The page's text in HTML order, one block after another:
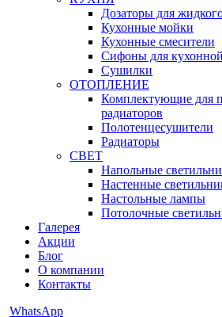
Дозаторы для
Кухонные мойки
Кухонные смесители
Сифоны для
Сушилки
ОТОПЛЕНИЕ
Комплектующие для
радиаторов
Полотенцесушители
Радиаторы
СВЕТ
Напольные
Настенные
Настольные лампы
Потолочные
Галерея
Акции
Блог
О компании
Контакты
WhatsApp